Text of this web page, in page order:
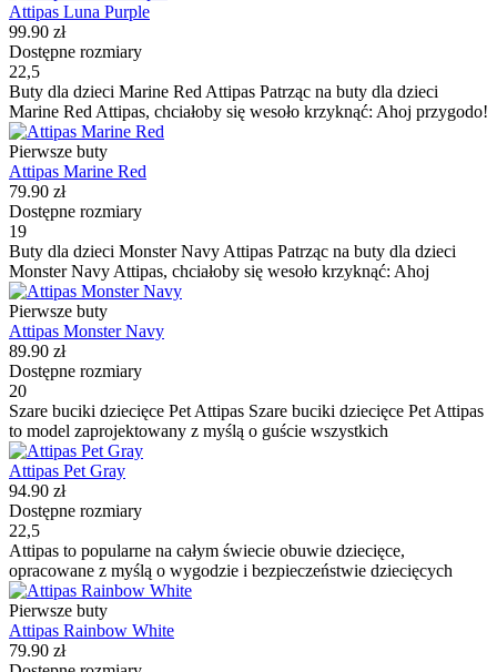
Attipas Luna Purple
99.90 zł
Dostępne rozmiary
22,5
Buty dla dzieci Marine Red Attipas Patrząc na buty dla dzieci
Marine Red Attipas, chciałoby się wesoło krzyknąć: Ahoj przygodo!
Pierwsze buty
Attipas Marine Red
79.90 zł
Dostępne rozmiary
19
Buty dla dzieci Monster Navy Attipas Patrząc na buty dla dzieci
Monster Navy Attipas, chciałoby się wesoło krzyknąć: Ahoj
Pierwsze buty
Attipas Monster Navy
89.90 zł
Dostępne rozmiary
20
Szare buciki dziecięce Pet Attipas Szare buciki dziecięce Pet Attipas
to model zaprojektowany z myślą o guście wszystkich
Attipas Pet Gray
94.90 zł
Dostępne rozmiary
22,5
Attipas to popularne na całym świecie obuwie dziecięce,
opracowane z myślą o wygodzie i bezpieczeństwie dziecięcych
Pierwsze buty
Attipas Rainbow White
79.90 zł